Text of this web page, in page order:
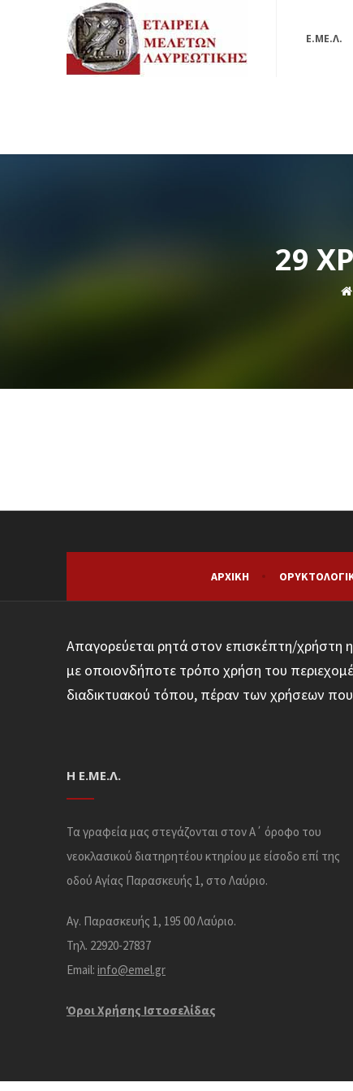
Ε.ΜΕ.Λ.
29
ΑΡΧΙΚΉ
Απαγορεύεται ρητά στον επισκέπτη/χρήστη
με οποιονδήποτε τρόπο χρήση του
διαδικτυακού τόπου, πέραν των χρήσεων
Η Ε.ΜΕ.Λ.
Τα γραφεία μας στεγάζονται στον Α΄ όροφο του
νεοκλασικού διατηρητέου κτηρίου με είσοδο επί της
οδού Αγίας Παρασκευής 1, στο Λαύριο.
Αγ. Παρασκευής 1, 195 00 Λαύριο.
Τηλ. 22920-27837
Email: info@emel.gr
Όροι Χρήσης Iστοσελίδας